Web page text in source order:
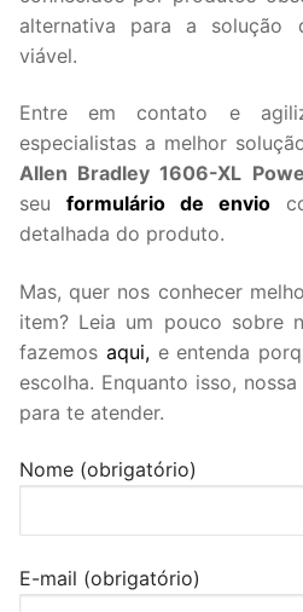
alternativa para a solução
viável.
Entre em contato e
especialistas a melhor
Allen Bradley 1606-XL
seu formulário de envio
detalhada do produto.
Mas, quer nos conhecer
item? Leia um pouco sobre
fazemos aqui,e entenda
escolha. Enquanto isso,
para te atender.
Nome (obrigatório)
E-mail (obrigatório)